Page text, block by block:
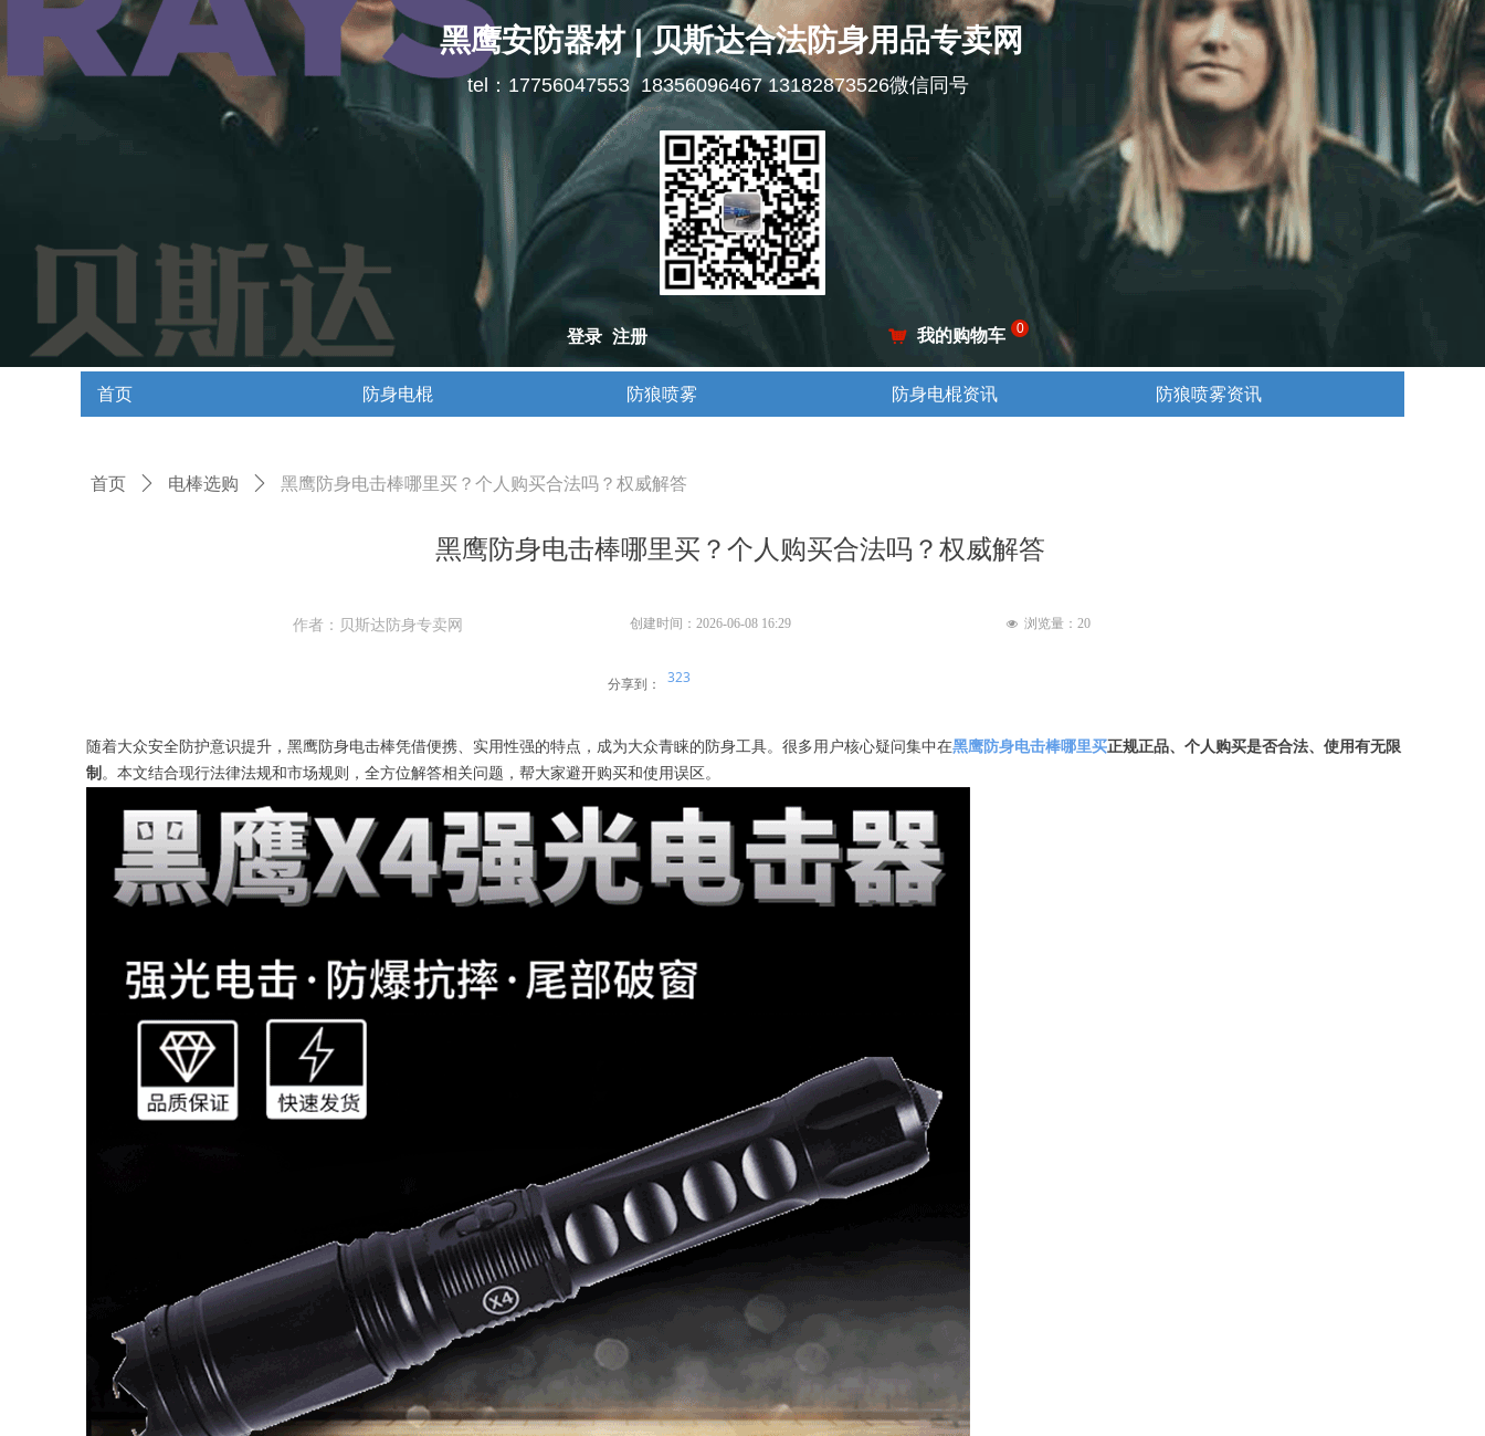
首页 防身电棍 防狼喷雾 防身电棍资讯 防狼喷雾资讯
黑鹰安防器材 | 贝斯达合法防身用品专卖网
낙 我的购物车 0
登录 注册
tel：17756047553 18356096467 13182873526微信同号
黑鹰防身电击棒哪里买？个人购买合法吗？权威解答
随着大众安全防护意识提升，黑鹰防身电击棒凭借便携、实用性强的特点，成为大众青睐的防身工具。很多用户核心疑问集中在黑鹰防身电击棒哪里买正规正品、个人购买是否合法、使用有无限
制 。本文结合现行法律法规和市场规则，全方位解答相关问题，帮大家避开购买和使用误区。
分享到： 323
创建时间： 2026-06-08 16:29
首页 ꄲ 电棒选购 ꄲ 黑鹰防身电击棒哪里买？个人购买合法吗？权威解答
作者：贝斯达防身专卖网 넶 浏览量： 20